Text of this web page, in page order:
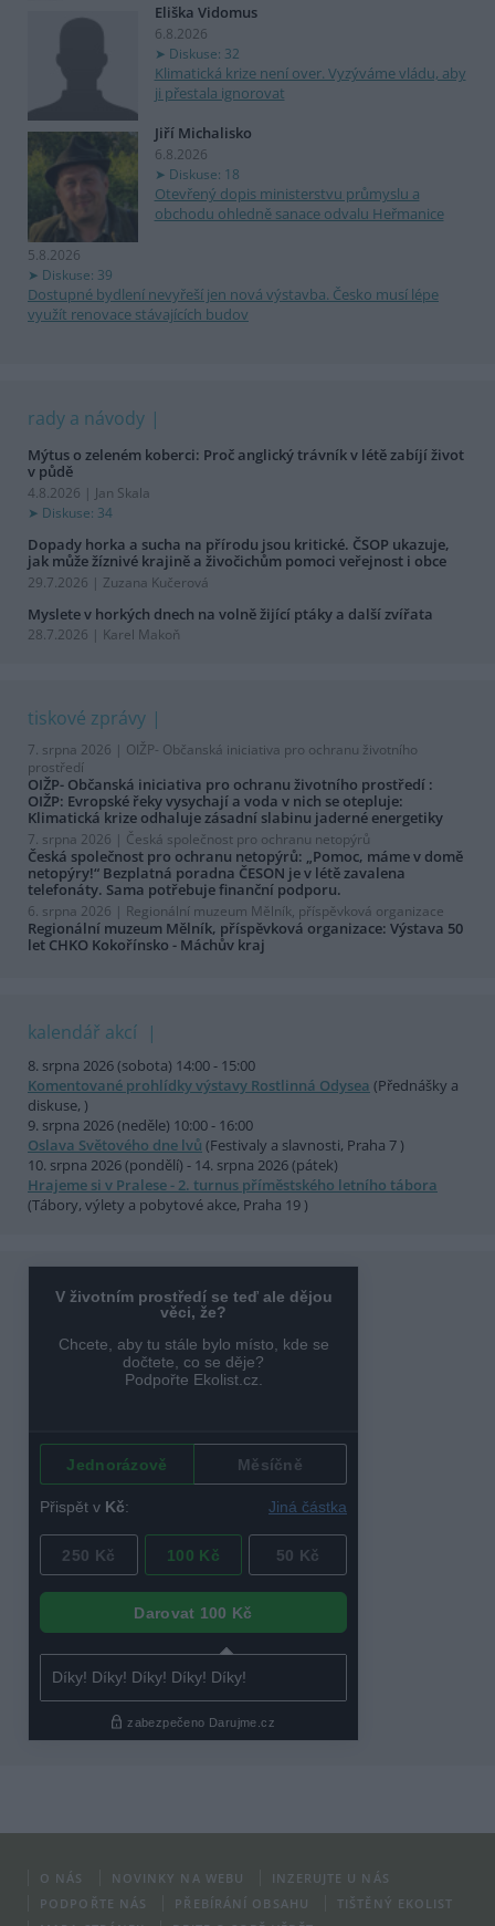
Eliška Vidomus
6.8.2026
Diskuse: 32
Klimatická krize není over. Vyzýváme vládu, aby
ji přestala ignorovat
Jiří Michalisko
6.8.2026
Diskuse: 18
Otevřený dopis ministerstvu průmyslu a
obchodu ohledně sanace odvalu Heřmanice
5.8.2026
Diskuse: 39
Dostupné bydlení nevyřeší jen nová výstavba. Česko musí lépe
využít renovace stávajících budov
rady a návody
Mýtus o zeleném koberci: Proč anglický trávník v létě zabíjí život
v půdě
4.8.2026 | Jan Skala
Diskuse: 34
Dopady horka a sucha na přírodu jsou kritické. ČSOP ukazuje,
jak může žíznivé krajině a živočichům pomoci veřejnost i obce
29.7.2026 | Zuzana Kučerová
Myslete v horkých dnech na volně žijící ptáky a další zvířata
28.7.2026 | Karel Makoň
tiskové zprávy
7. srpna 2026 | OIŽP- Občanská iniciativa pro ochranu životního
prostředí
OIŽP- Občanská iniciativa pro ochranu životního prostředí :
OIŽP: Evropské řeky vysychají a voda v nich se otepluje:
Klimatická krize odhaluje zásadní slabinu jaderné energetiky
7. srpna 2026 | Česká společnost pro ochranu netopýrů
Česká společnost pro ochranu netopýrů: „Pomoc, máme v domě
netopýry!“ Bezplatná poradna ČESON je v létě zavalena
telefonáty. Sama potřebuje finanční podporu.
6. srpna 2026 | Regionální muzeum Mělník, příspěvková organizace
Regionální muzeum Mělník, příspěvková organizace: Výstava 50
let CHKO Kokořínsko - Máchův kraj
kalendář akcí
8. srpna 2026 (sobota) 14:00 - 15:00
Komentované prohlídky výstavy Rostlinná Odysea (Přednášky a
diskuse, )
9. srpna 2026 (neděle) 10:00 - 16:00
Oslava Světového dne lvů (Festivaly a slavnosti, Praha 7 )
10. srpna 2026 (pondělí) - 14. srpna 2026 (pátek)
Hrajeme si v Pralese - 2. turnus příměstského letního tábora
(Tábory, výlety a pobytové akce, Praha 19 )
O NÁS NOVINKY NA WEBU
INZERUJTE U NÁS
PODPOŘTE NÁS
PŘEBÍRÁNÍ OBSAHU
TIŠTĚNÝ EKOLIST